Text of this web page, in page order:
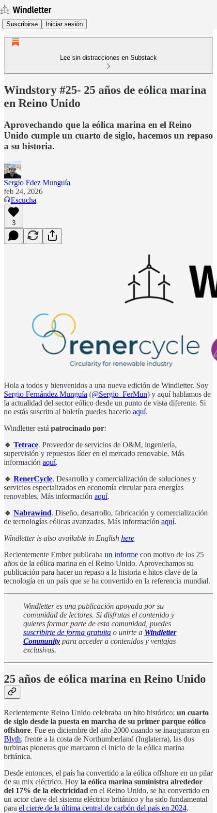
Suscribirse Iniciar sesión
Lee sin distracciones en Substack
Windstory #25- 25 años de eólica marina
en Reino Unido
Aprovechando que la eólica marina en el Reino
Unido cumple un cuarto de siglo, hacemos un repaso
a su historia.
Sergio Fdez Munguía
feb 24, 2026
Escucha
3
Hola a todos y bienvenidos a una nueva edición de Windletter. Soy
Sergio Fernández Munguía (@Sergio_FerMun) y aquí hablamos de
la actualidad del sector eólico desde un punto de vista diferente. Si
no estás suscrito al boletín puedes hacerlo aquí.
Windletter está patrocinado por:
🔹 Tetrace. Proveedor de servicios de O&M, ingeniería,
supervisión y repuestos líder en el mercado renovable. Más
información aquí.
🔹 RenerCycle. Desarrollo y comercialización de soluciones y
servicios especializados en economía circular para energías
renovables. Más información aquí.
🔹 Nabrawind. Diseño, desarrollo, fabricación y comercialización
de tecnologías eólicas avanzadas. Más información aquí.
Windletter is also available in English here
Recientemente Ember publicaba un informe con motivo de los 25
años de la eólica marina en el Reino Unido. Aprovechamos su
publicación para hacer un repaso a la historia e hitos clave de la
tecnología en un país que se ha convertido en la referencia mundial.
Windletter es una publicación apoyada por su
comunidad de lectores. Si disfrutas el contenido y
quieres formar parte de esta comunidad, puedes
suscribirte de forma gratuita o unirte a Windletter
Community para acceder a contenidos y ventajas
exclusivas.
25 años de eólica marina en Reino Unido
Recientemente Reino Unido celebraba un hito histórico: un cuarto
de siglo desde la puesta en marcha de su primer parque eólico
offshore. Fue en diciembre del año 2000 cuando se inauguraron en
Blyth, frente a la costa de Northumberland (Inglaterra), las dos
turbinas pioneras que marcaron el inicio de la eólica marina
británica.
Desde entonces, el país ha convertido a la eólica offshore en un pilar
de su mix eléctrico. Hoy la eólica marina suministra alrededor
del 17% de la electricidad en el Reino Unido, se ha convertido en
un actor clave del sistema eléctrico británico y ha sido fundamental
para el cierre de la última central de carbón del país en 2024.